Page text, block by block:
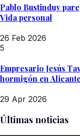
Pablo Bustinduy
Vida personal
26 Feb 2026
5
Empresario Jesús
hormigón en Alicante
29 Apr 2026
Últimas noticias